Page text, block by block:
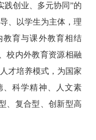
践创业、多元协同”的
、以学生为主体，理
教育与课外教育相结
校内外教育资源相融
才培养模式，为国家
、科学精神、人文素
、复合型、创新型高